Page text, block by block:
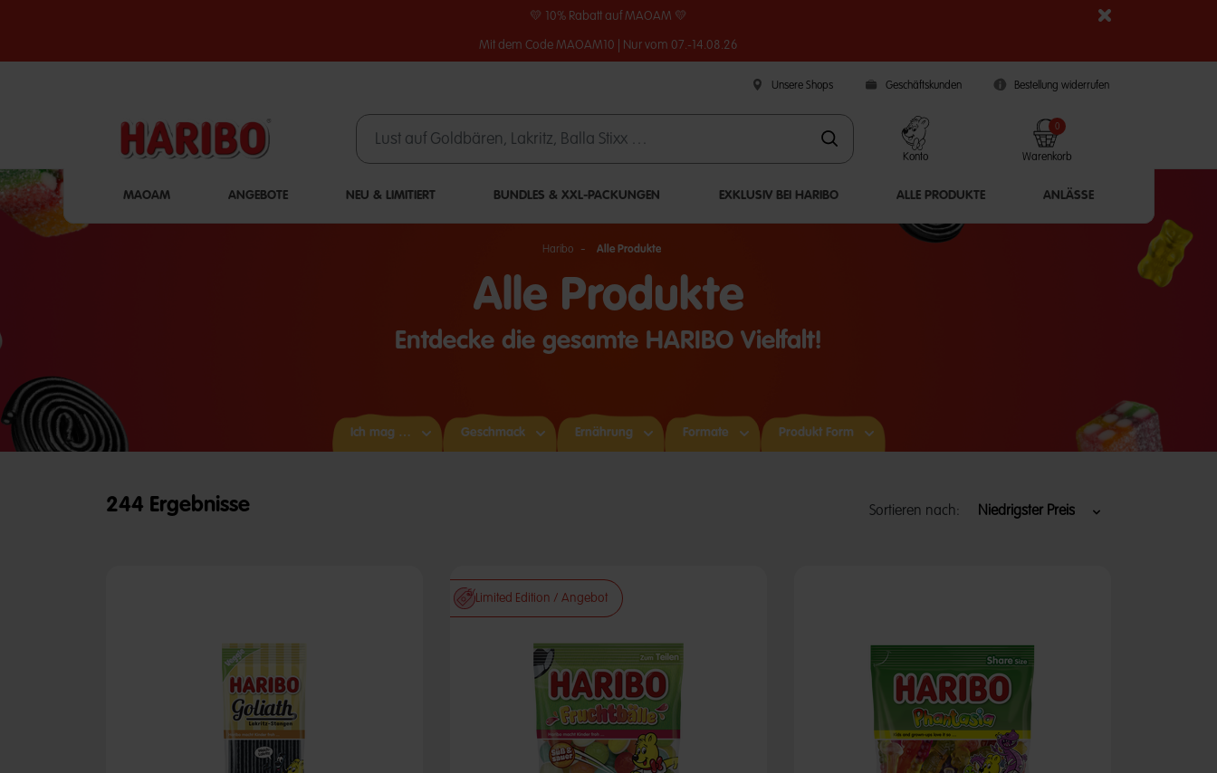
💛 10% Rabatt auf MAOAM 💛
Mit dem Code MAOAM10 | Nur vom 07.-14.08.26
Unsere Shops Geschäftskunden Bestellung widerrufen
Konto Warenkorb
0
MAOAM ANGEBOTE NEU & LIMITIERT BUNDLES & XXL-PACKUNGEN EXKLUSIV BEI HARIBO ALLE PRODUKTE ANLÄSSE
Haribo Alle Produkte
Alle Produkte
Entdecke die gesamte HARIBO Vielfalt!
Ich mag … Geschmack Ernährung​ Formate Produkt Form
244 Ergebnisse Sortieren nach:
Limited Edition / Angebot